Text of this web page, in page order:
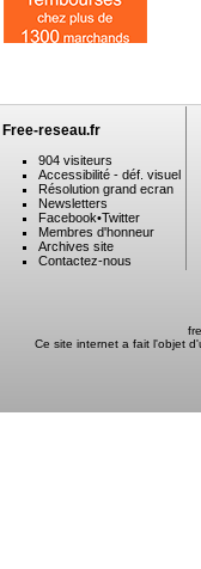
Free-reseau.fr
904 visiteurs
Accessibilité - déf. visuel
Résolution grand ecran
Newsletters
Facebook•Twitter
Membres d'honneur
Archives site
Contactez-nous
Ce site internet a fait l'objet